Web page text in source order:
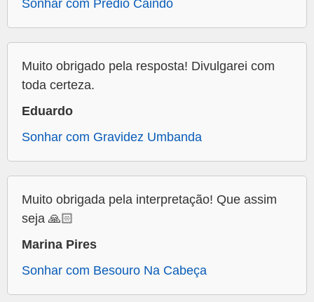
Sonhar com Prédio Caindo
Muito obrigado pela resposta! Divulgarei com
toda certeza.
Eduardo
Sonhar com Gravidez Umbanda
Muito obrigada pela interpretação! Que assim
seja 🙏🏻
Marina Pires
Sonhar com Besouro Na Cabeça